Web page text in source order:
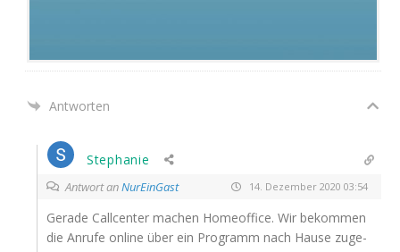
Antworten
Stephanie
Antwort anNurEinGast 14. Dezember 2020 03:54
Gera­de Call­cen­ter machen Home­of­fice. Wir bekom­men
die Anru­fe online über ein Pro­gramm nach Hau­se zuge­